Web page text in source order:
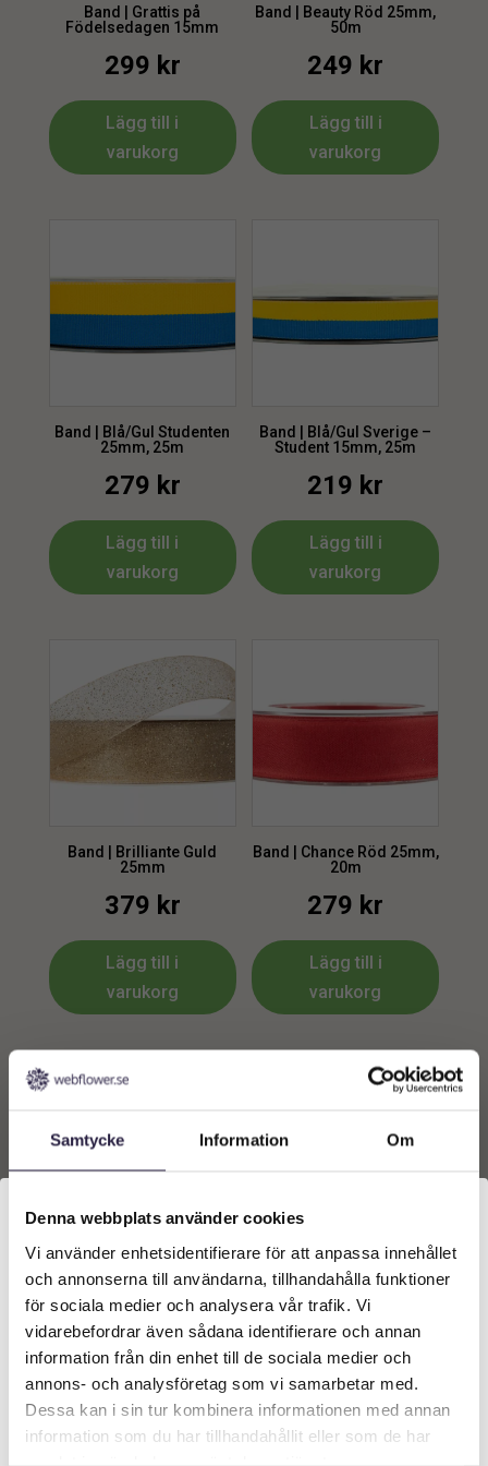
Samtycke Information Om
Denna webbplats använder cookies
Vi använder enhetsidentifierare för att anpassa innehållet
och annonserna till användarna, tillhandahålla funktioner
för sociala medier och analysera vår trafik. Vi
vidarebefordrar även sådana identifierare och annan
information från din enhet till de sociala medier och
annons- och analysföretag som vi samarbetar med.
Dessa kan i sin tur kombinera informationen med annan
information som du har tillhandahållit eller som de har
Band | Grattis på
Födelsedagen 15mm
299 kr
Lägg till i
varukorg
Band | Beauty Röd 25mm,
50m
249 kr
Lägg till i
varukorg
Band | Blå/Gul Studenten
25mm, 25m
279 kr
Lägg till i
varukorg
Band | Blå/Gul Sverige –
Student 15mm, 25m
219 kr
Lägg till i
varukorg
Band | Brilliante Guld
25mm
379 kr
Lägg till i
varukorg
Band | Chance Röd 25mm,
20m
279 kr
Lägg till i
varukorg
Band | Dubbelsatin Röd
25mm, 50m
379kr
Lägg till i
varukorg
Band | Sammet
Mörkröd/Guld 25mm,10m
309kr
Lägg till i
varukorg
Välkommen till Webflower
Vilken typ av kund är du? Du kan alltid justera ditt val
längst upp på sidan.
Företagskund (exkl. moms)
Privatkund (inkl. moms)